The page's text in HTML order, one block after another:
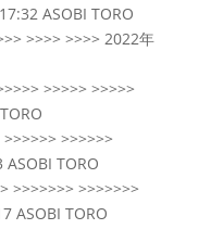
ASOBI TORO
>>>> >>>> 2022年
>>>>> >>>>>
>>>>>>
TORO
>>>>>>> >>>>>>>
ASOBI TORO